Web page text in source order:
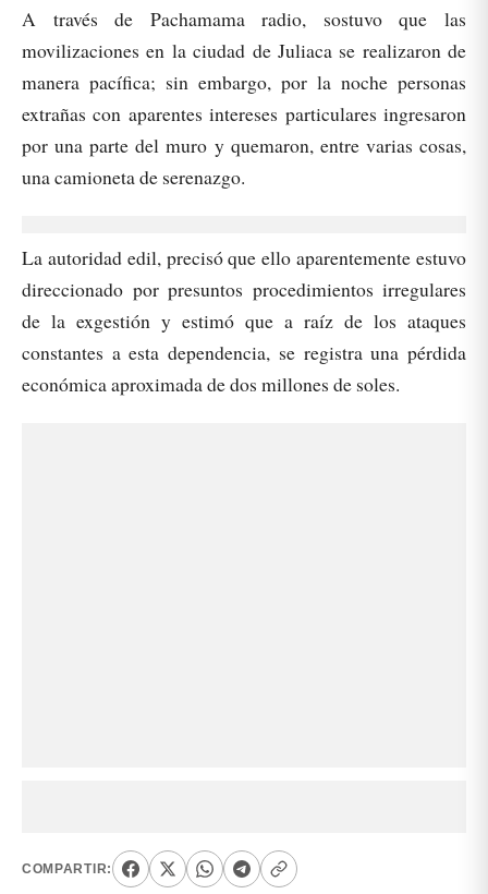
A través de Pachamama radio, sostuvo que las
movilizaciones en la ciudad de Juliaca se realizaron de
manera pacífica; sin embargo, por la noche personas
extrañas con aparentes intereses particulares ingresaron
por una parte del muro y quemaron, entre varias cosas,
una camioneta de serenazgo.
La autoridad edil, precisó que ello aparentemente estuvo
direccionado por presuntos procedimientos irregulares
de la exgestión y estimó que a raíz de los ataques
constantes a esta dependencia, se registra una pérdida
económica aproximada de dos millones de soles.
COMPARTIR: